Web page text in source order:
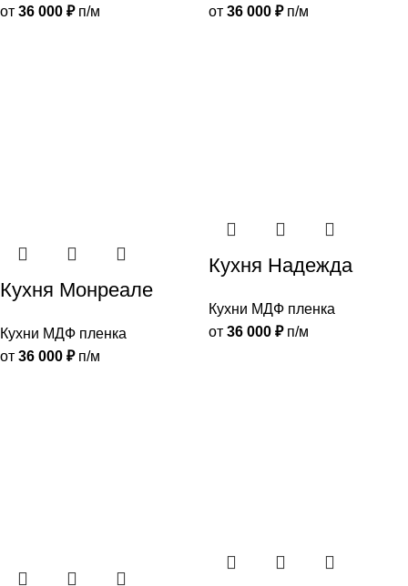
от 36 000 ₽п/м
от 36 000 ₽п/м
Кухня Монреале
Кухни МДФ пленка
от 36 000 ₽п/м
Кухня Надежда
Кухни МДФ пленка
от 36 000 ₽п/м